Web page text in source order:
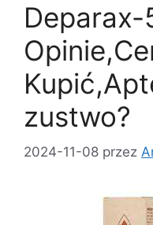
o
k
n
Deparax-
zustwo?
2024-11-08 przez